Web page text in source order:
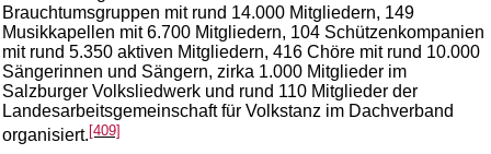
Brauchtumsgruppen mit rund 14.000 Mitgliedern, 149
Musikkapellen mit 6.700 Mitgliedern, 104 Schützenkompanien
mit rund 5.350 aktiven Mitgliedern, 416 Chöre mit rund 10.000
Sängerinnen und Sängern, zirka 1.000 Mitglieder im
Salzburger Volksliedwerk und rund 110 Mitglieder der
Landesarbeitsgemeinschaft für Volkstanz im Dachverband
organisiert.[409]